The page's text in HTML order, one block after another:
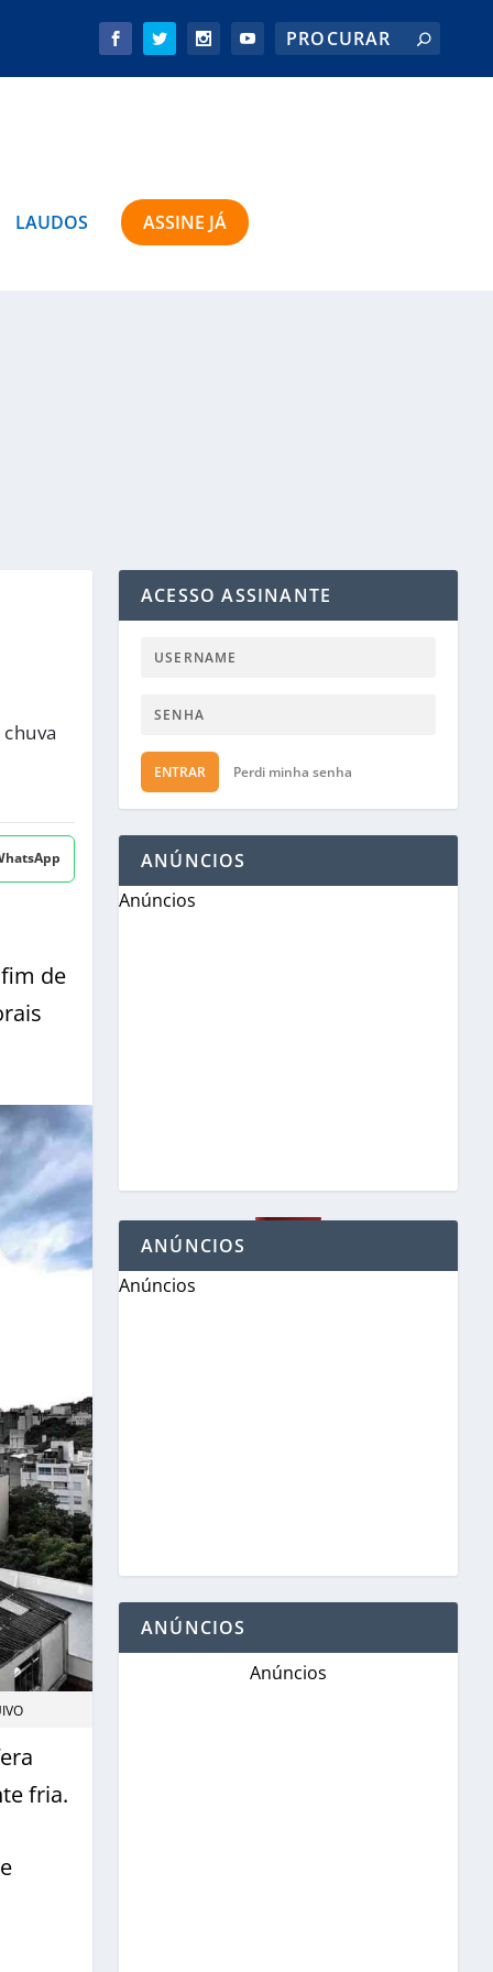
LAUDOS ASSINE JÁ
de
fria.
ACESSO ASSINANTE
ENTRAR Perdi minha senha
ANÚNCIOS
Anúncios
ANÚNCIOS
Anúncios
ANÚNCIOS
Anúncios